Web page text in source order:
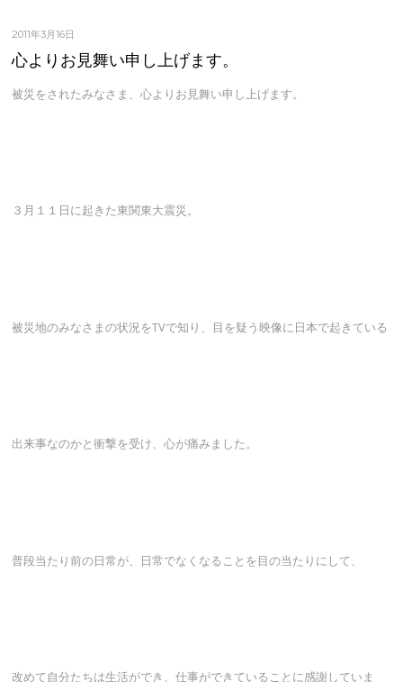
2011年3月16日
心よりお見舞い申し上げます。
被災をされたみなさま、心よりお見舞い申し上げます。
３月１１日に起きた東関東大震災。
被災地のみなさまの状況をTVで知り、目を疑う映像に日本で起きている
出来事なのかと衝撃を受け、心が痛みました。
普段当たり前の日常が、日常でなくなることを目の当たりにして、
改めて自分たちは生活ができ、仕事ができていることに感謝していま